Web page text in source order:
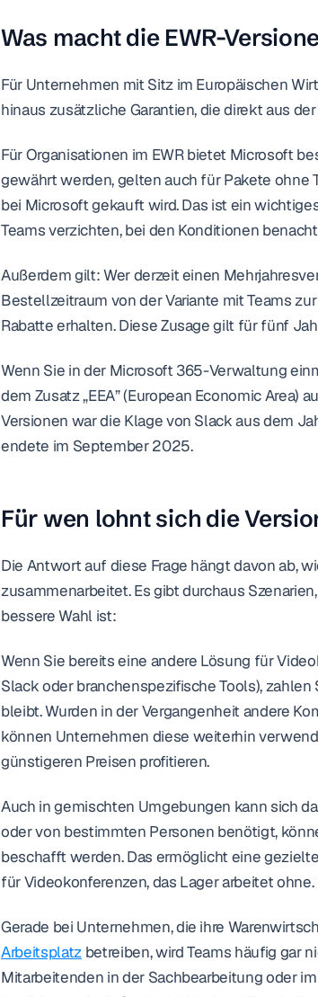
Was macht die EWR-
Für Unternehmen mit Sitz im Europäischen
hinaus zusätzliche Garantien, die direkt aus
Für Organisationen im EWR bietet Microsoft
gewährt werden, gelten auch für Pakete ohne
bei Microsoft gekauft wird. Das ist ein
Teams verzichten, bei den Konditionen
Außerdem gilt: Wer derzeit einen
Bestellzeitraum von der Variante mit Teams
Rabatte erhalten. Diese Zusage gilt für fünf
Wenn Sie in der Microsoft 365-Verwaltung
dem Zusatz „EEA” (European Economic
Versionen war die Klage von Slack aus dem
endete im September 2025.
Für wen lohnt sich die
Die Antwort auf diese Frage hängt davon ab,
zusammenarbeitet. Es gibt durchaus
bessere Wahl ist:
Wenn Sie bereits eine andere Lösung für
Slack oder branchenspezifische Tools),
bleibt. Wurden in der Vergangenheit andere
können Unternehmen diese weiterhin
günstigeren Preisen profitieren.
Auch in gemischten Umgebungen kann sich
oder von bestimmten Personen benötigt,
beschafft werden. Das ermöglicht eine
für Videokonferenzen, das Lager arbeitet
Gerade bei Unternehmen, die ihre
Arbeitsplatz betreiben, wird Teams häufig gar
Mitarbeitenden in der Sachbearbeitung oder